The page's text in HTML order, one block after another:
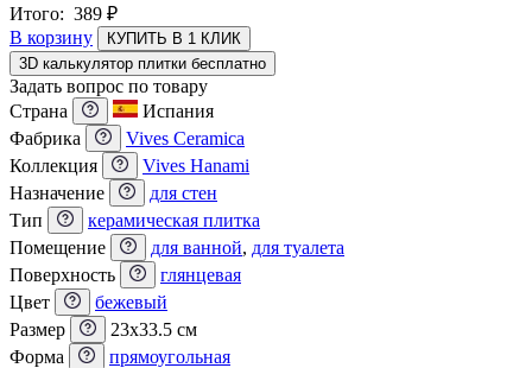
Итого: 389 ₽
В корзину
КУПИТЬ В 1 КЛИК
3D калькулятор плитки бесплатно
Задать вопрос по товару
Страна
Испания
Фабрика
Vives Ceramica
Коллекция
Vives Hanami
Назначение
для стен
Тип
керамическая плитка
Помещение
для ванной, для туалета
Поверхность
глянцевая
Цвет
бежевый
Размер
23x33.5 см
Форма
прямоугольная